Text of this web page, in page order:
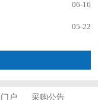
06-16
05-22
户 采购公告